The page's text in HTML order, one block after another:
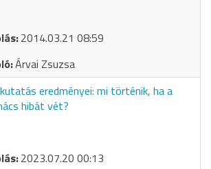
2014.03.21 08:59
Árvai Zsuzsa
eredményei: mi történik, ha a
hibát vét?
2023.07.20 00:13